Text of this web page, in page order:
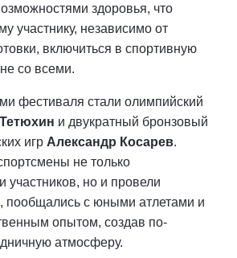
здоровья, что
участнику, независимо от
включиться в спортивную
со всеми.
фестиваля стали олимпийский
и двукратный бронзовый
игр Александр Косарев.
не только
участников, но и провели
пообщались с юными атлетами и
опытом, создав по-
атмосферу.